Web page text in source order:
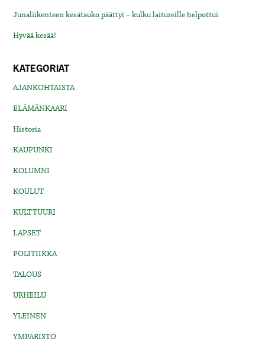
Junaliikenteen kesätauko päättyi – kulku laitureille helpottui
Hyvää kesää!
KATEGORIAT
AJANKOHTAISTA
ELÄMÄNKAARI
Historia
KAUPUNKI
KOLUMNI
KOULUT
KULTTUURI
LAPSET
POLITIIKKA
TALOUS
URHEILU
YLEINEN
YMPÄRISTÖ